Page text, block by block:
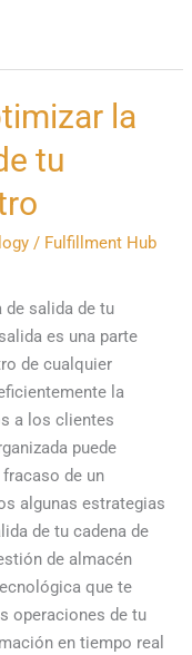
la
tu
/ Fulfillment Hub
salida de tu
es una parte
de cualquier
la
a los clientes
puede
de un
algunas estrategias
de tu cadena de
de almacén
que te
operaciones de tu
en tiempo real